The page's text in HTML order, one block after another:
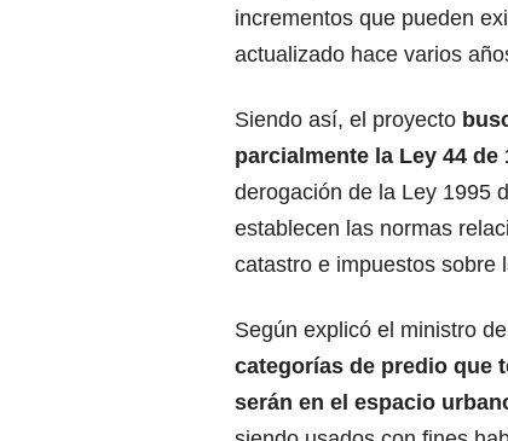
incrementos que pueden
actualizado hace varios
Siendo así, el proyecto
parcialmente la Ley 44 de
derogación de la Ley 1995
establecen las normas
catastro e impuestos sobre
Según explicó el ministro
categorías de predio que
serán en el espacio